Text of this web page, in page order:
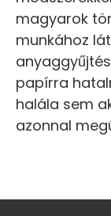
magyarok
munkához
papírra
halála sem
azonnal